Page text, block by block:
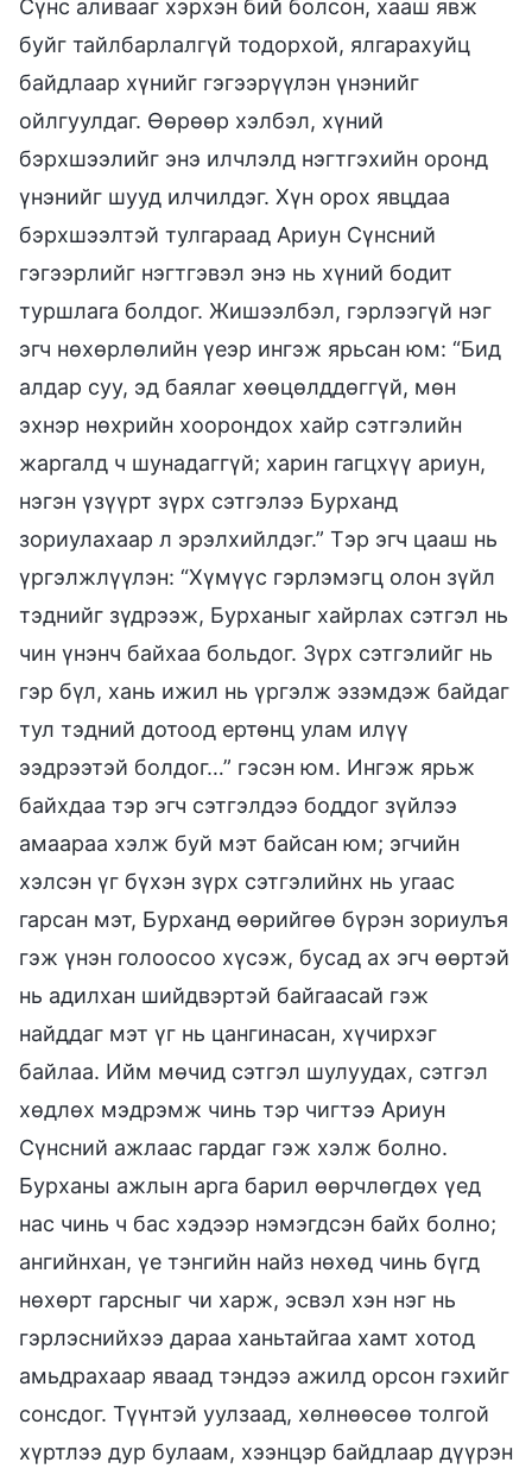
Сүнс аливааг хэрхэн бий болсон, хааш явж
буйг тайлбарлалгүй тодорхой, ялгарахуйц
байдлаар хүнийг гэгээрүүлэн үнэнийг
ойлгуулдаг. Өөрөөр хэлбэл, хүний
бэрхшээлийг энэ илчлэлд нэгтгэхийн оронд
үнэнийг шууд илчилдэг. Хүн орох явцдаа
бэрхшээлтэй тулгараад Ариун Сүнсний
гэгээрлийг нэгтгэвэл энэ нь хүний бодит
туршлага болдог. Жишээлбэл, гэрлээгүй нэг
эгч нөхөрлөлийн үеэр ингэж ярьсан юм: “Бид
алдар суу, эд баялаг хөөцөлддөггүй, мөн
эхнэр нөхрийн хоорондох хайр сэтгэлийн
жаргалд ч шунадаггүй; харин гагцхүү ариун,
нэгэн үзүүрт зүрх сэтгэлээ Бурханд
зориулахаар л эрэлхийлдэг.” Тэр эгч цааш нь
үргэлжлүүлэн: “Хүмүүс гэрлэмэгц олон зүйл
тэднийг зүдрээж, Бурханыг хайрлах сэтгэл нь
чин үнэнч байхаа больдог. Зүрх сэтгэлийг нь
гэр бүл, хань ижил нь үргэлж эзэмдэж байдаг
тул тэдний дотоод ертөнц улам илүү
ээдрээтэй болдог…” гэсэн юм. Ингэж ярьж
байхдаа тэр эгч сэтгэлдээ боддог зүйлээ
амаараа хэлж буй мэт байсан юм; эгчийн
хэлсэн үг бүхэн зүрх сэтгэлийнх нь угаас
гарсан мэт, Бурханд өөрийгөө бүрэн зориулъя
гэж үнэн голоосоо хүсэж, бусад ах эгч өөртэй
нь адилхан шийдвэртэй байгаасай гэж
найддаг мэт үг нь цангинасан, хүчирхэг
байлаа. Ийм мөчид сэтгэл шулуудах, сэтгэл
хөдлөх мэдрэмж чинь тэр чигтээ Ариун
Сүнсний ажлаас гардаг гэж хэлж болно.
Бурханы ажлын арга барил өөрчлөгдөх үед
нас чинь ч бас хэдээр нэмэгдсэн байх болно;
ангийнхан, үе тэнгийн найз нөхөд чинь бүгд
нөхөрт гарсныг чи харж, эсвэл хэн нэг нь
гэрлэснийхээ дараа ханьтайгаа хамт хотод
амьдрахаар яваад тэндээ ажилд орсон гэхийг
сонсдог. Түүнтэй уулзаад, хөлнөөсөө толгой
хүртлээ дур булаам, хээнцэр байдлаар дүүрэн